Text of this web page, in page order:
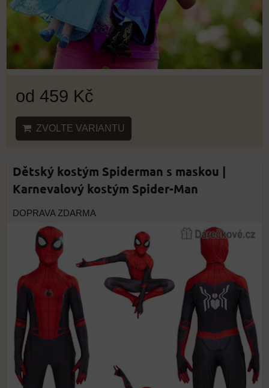
od 459 Kč
ZVOLTE VARIANTU
Dětský kostým Spiderman s maskou |
Karnevalový kostým Spider-Man
DOPRAVA ZDARMA